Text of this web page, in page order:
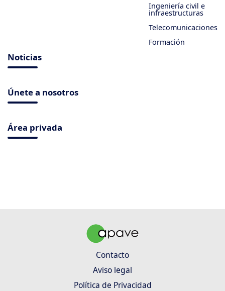
Ingeniería civil e
infraestructuras
Telecomunicaciones
Formación
Noticias
Únete a nosotros
Área privada
Contacto
Aviso legal
Política de Privacidad